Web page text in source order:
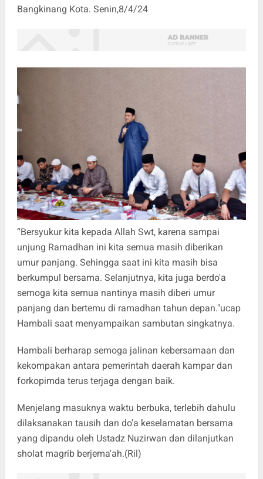
Bangkinang Kota. Senin,8/4/24
“Bersyukur kita kepada Allah Swt, karena sampai
unjung Ramadhan ini kita semua masih diberikan
umur panjang. Sehingga saat ini kita masih bisa
berkumpul bersama. Selanjutnya, kita juga berdo'a
semoga kita semua nantinya masih diberi umur
panjang dan bertemu di ramadhan tahun depan."ucap
Hambali saat menyampaikan sambutan singkatnya.
Hambali berharap semoga jalinan kebersamaan dan
kekompakan antara pemerintah daerah kampar dan
forkopimda terus terjaga dengan baik.
Menjelang masuknya waktu berbuka, terlebih dahulu
dilaksanakan tausih dan do'a keselamatan bersama
yang dipandu oleh Ustadz Nuzirwan dan dilanjutkan
sholat magrib berjema'ah.(Ril)